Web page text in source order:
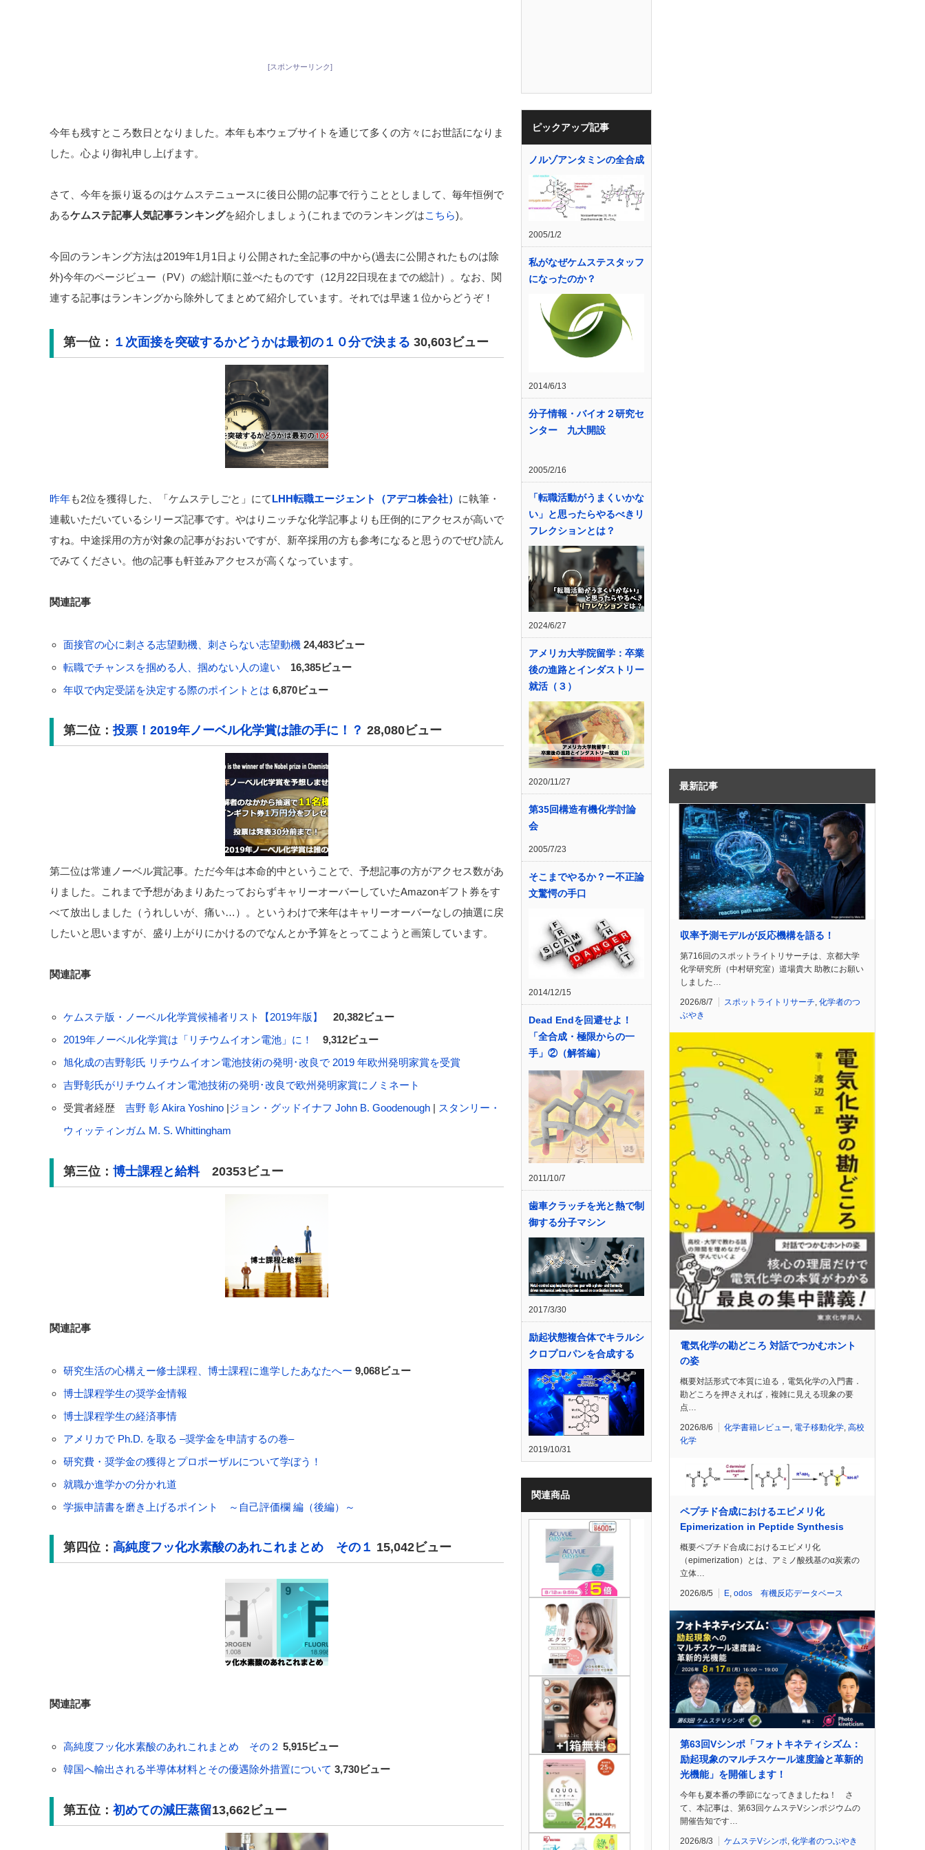
[スポンサーリンク]
今年も残すところ数日となりました。本年も本ウェブサイトを通じて多くの方々にお世話になりま
した。心より御礼申し上げます。
さて、今年を振り返るのはケムステニュースに後日公開の記事で行うこととしまして、毎年恒例で
あるケムステ記事人気記事ランキングを紹介しましょう(これまでのランキングはこちら)。
今回のランキング方法は2019年1月1日より公開された全記事の中から(過去に公開されたものは除
外)今年のページビュー（PV）の総計順に並べたものです（12月22日現在までの総計）。なお、関
連する記事はランキングから除外してまとめて紹介しています。それでは早速１位からどうぞ！
第一位： １次面接を突破するかどうかは最初の１０分で決まる 30,603ビュー
昨年も2位を獲得した、「ケムステしごと」にてLHH転職エージェント（アデコ株会社） に執筆・
連載いただいているシリーズ記事です。やはりニッチな化学記事よりも圧倒的にアクセスが高いで
すね。中途採用の方が対象の記事がおおいですが、新卒採用の方も参考になると思うのでぜひ読ん
でみてください。他の記事も軒並みアクセスが高くなっています。
関連記事
面接官の心に刺さる志望動機、刺さらない志望動機 24,483ビュー
転職でチャンスを掴める人、掴めない人の違い
16,385ビュー
年収で内定受諾を決定する際のポイントとは 6,870ビュー
第二位：投票！2019年ノーベル化学賞は誰の手に！？ 28,080ビュー
第二位は常連ノーベル賞記事。ただ今年は本命的中ということで、予想記事の方がアクセス数があ
りました。これまで予想があまりあたっておらずキャリーオーバーしていたAmazonギフト券をす
べて放出しました（うれしいが、痛い…）。というわけで来年はキャリーオーバーなしの抽選に戻
したいと思いますが、盛り上がりにかけるのでなんとか予算をとってこようと画策しています。
関連記事
ケムステ版・ノーベル化学賞候補者リスト【2019年版】
20,382ビュー
2019年ノーベル化学賞は「リチウムイオン電池」に！
9,312ビュー
旭化成の吉野彰氏 リチウムイオン電池技術の発明･改良で 2019 年欧州発明家賞を受賞
吉野彰氏がリチウムイオン電池技術の発明･改良で欧州発明家賞にノミネート
受賞者経歴 吉野 彰 Akira Yoshino|ジョン・グッドイナフ John B. Goodenough| スタンリー・
ウィッティンガム M. S. Whittingham
第三位： 博士課程と給料20353ビュー
関連記事
研究生活の心構えー修士課程、博士課程に進学したあなたへー 9,068ビュー
博士課程学生の奨学金情報
博士課程学生の経済事情
アメリカで Ph.D. を取る –奨学金を申請するの巻–
研究費・奨学金の獲得とプロポーザルについて学ぼう！
就職か進学かの分かれ道
学振申請書を磨き上げるポイント ～自己評価欄 編（後編）～
第四位： 高純度フッ化水素酸のあれこれまとめ その１ 15,042ビュー
関連記事
高純度フッ化水素酸のあれこれまとめ その２ 5,915ビュー
韓国へ輸出される半導体材料とその優遇除外措置について 3,730ビュー
第五位： 初めての減圧蒸留13,662ビュー
ピックアップ記事
ノルゾアンタミンの全合成
2005/1/2
私がなぜケムステスタッフ
になったのか？
2014/6/13
分子情報・バイオ２研究セ
ンター 九大開設
2005/2/16
「転職活動がうまくいかな
い」と思ったらやるべきリ
フレクションとは？
2024/6/27
アメリカ大学院留学：卒業
後の進路とインダストリー
就活（３）
2020/11/27
第35回構造有機化学討論
会
2005/7/23
そこまでやるか？ー不正論
文驚愕の手口
2014/12/15
Dead Endを回避せよ！
「全合成・極限からの一
手」②（解答編）
2011/10/7
歯車クラッチを光と熱で制
御する分子マシン
2017/3/30
励起状態複合体でキラルシ
クロプロパンを合成する
2019/10/31
関連商品
最新記事
収率予測モデルが反応機構を語る！
第716回のスポットライトリサーチは、京都大学
化学研究所（中村研究室）道場貴大 助教にお願い
しました…
2026/8/7 スポットライトリサーチ 化学者のつ
ぶやき
電気化学の勘どころ 対話でつかむホント
の姿
概要対話形式で本質に迫る，電気化学の入門書．
勘どころを押さえれば，複雑に見える現象の要
点…
2026/8/6 化学書籍レビュー 電子移動化学 高校
化学
ペプチド合成におけるエピメリ化
Epimerization in Peptide Synthesis
概要ペプチド合成におけるエピメリ化
（epimerization）とは、アミノ酸残基のα炭素の
立体…
2026/8/5 E odos 有機反応データベース
第63回Vシンポ「フォトキネティシズム：
励起現象のマルチスケール速度論と革新的
光機能」を開催します！
今年も夏本番の季節になってきましたね！ さ
て、本記事は、第63回ケムステVシンポジウムの
開催告知です…
2026/8/3 ケムステVシンポ, 化学者のつぶやき